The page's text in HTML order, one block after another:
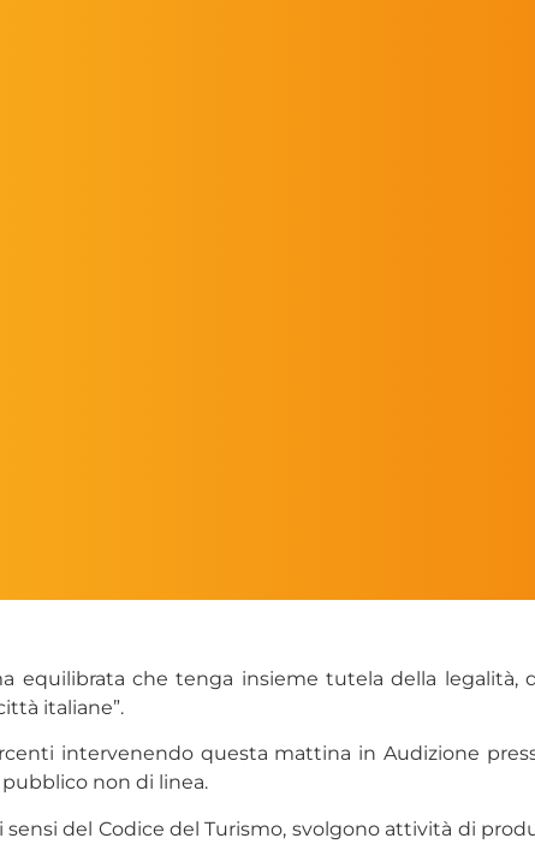
equilibrata che tenga insieme tutela della
italiane”.
intervenendo questa mattina in Audizione
non di linea.
sensi del Codice del Turismo, svolgono attività di